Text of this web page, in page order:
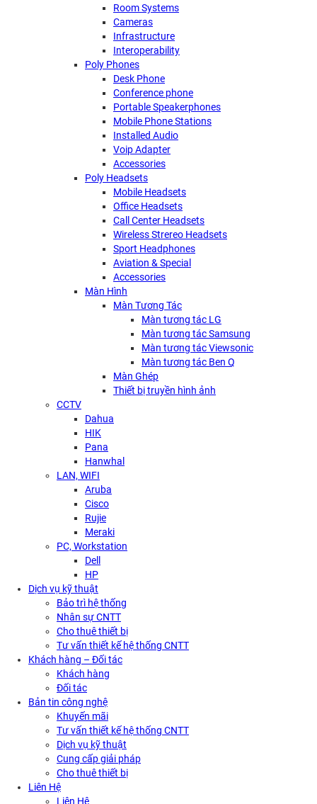
Room Systems
Cameras
Infrastructure
Interoperability
Poly Phones
Desk Phone
Conference phone
Portable Speakerphones
Mobile Phone Stations
Installed Audio
Voip Adapter
Accessories
Poly Headsets
Mobile Headsets
Office Headsets
Call Center Headsets
Wireless Strereo Headsets
Sport Headphones
Aviation & Special
Accessories
Màn Hình
Màn Tương Tác
Màn tương tác LG
Màn tương tác Samsung
Màn tương tác Viewsonic
Màn tương tác Ben Q
Màn Ghép
Thiết bị truyền hình ảnh
CCTV
Dahua
HIK
Pana
Hanwhal
LAN, WIFI
Aruba
Cisco
Rujie
Meraki
PC, Workstation
Dell
HP
Dịch vụ kỹ thuật
Bảo trì hệ thống
Nhân sự CNTT
Cho thuê thiết bị
Tư vấn thiết kế hệ thống CNTT
Khách hàng – Đối tác
Khách hàng
Đối tác
Bản tin công nghệ
Khuyến mãi
Tư vấn thiết kế hệ thống CNTT
Dịch vụ kỹ thuật
Cung cấp giải pháp
Cho thuê thiết bị
Liên Hệ
Liên Hệ